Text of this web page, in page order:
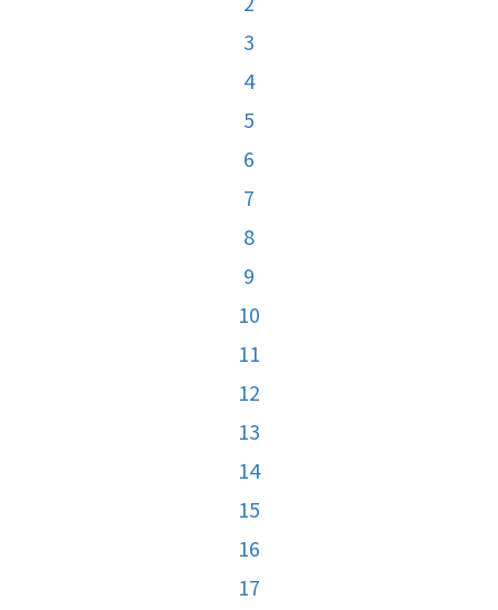
3
4
5
6
7
8
9
10
11
12
13
14
15
16
17